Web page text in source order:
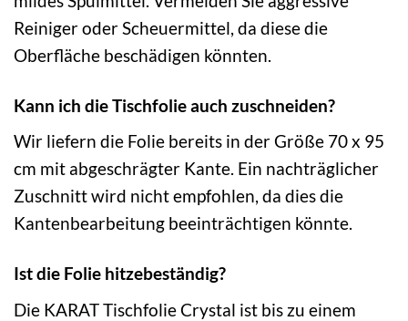
Reiniger oder Scheuermittel, da diese die
Oberfläche beschädigen könnten.
Kann ich die Tischfolie auch zuschneiden?
Wir liefern die Folie bereits in der Größe 70 x 95
cm mit abgeschrägter Kante. Ein nachträglicher
Zuschnitt wird nicht empfohlen, da dies die
Kantenbearbeitung beeinträchtigen könnte.
Ist die Folie hitzebeständig?
Die KARAT Tischfolie Crystal ist bis zu einem